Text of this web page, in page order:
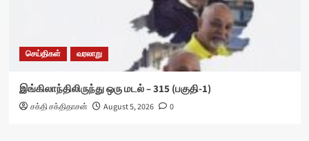
செய்திகள் வரலாறு
இங்கிலாந்திலிருந்து ஒரு மடல் – 315 (பகுதி-1)
சக்தி சக்திதாசன் August 5, 2026 0